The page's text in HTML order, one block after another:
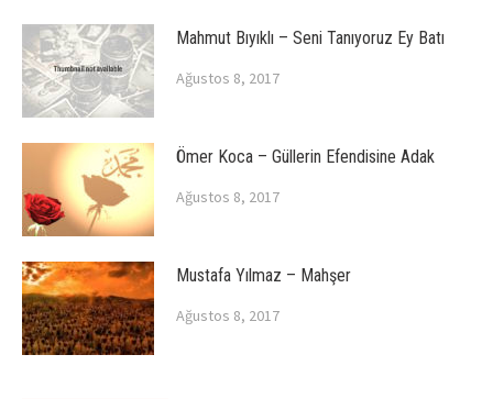
Mahmut Bıyıklı – Seni Tanıyoruz Ey Batı
Ağustos 8, 2017
Ömer Koca – Güllerin Efendisine Adak
Ağustos 8, 2017
Mustafa Yılmaz – Mahşer
Ağustos 8, 2017